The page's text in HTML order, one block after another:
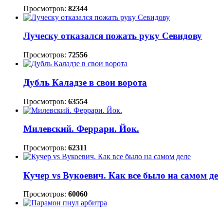
Просмотров: 82344
Луческу отказался пожать руку Севидову
Просмотров: 72556
Дубль Каладзе в свои ворота
Просмотров: 63554
Милевский. Феррари. Йок.
Просмотров: 62311
Кучер vs Вукоевич. Как все было на самом
Просмотров: 60060